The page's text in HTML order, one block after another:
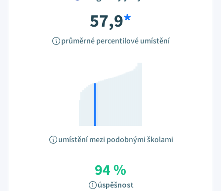
57,9*
průměrné percentilové umístění
umístění mezi podobnými školami
94 %
úspěšnost